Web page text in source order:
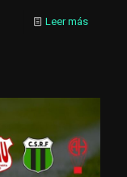
Leer más